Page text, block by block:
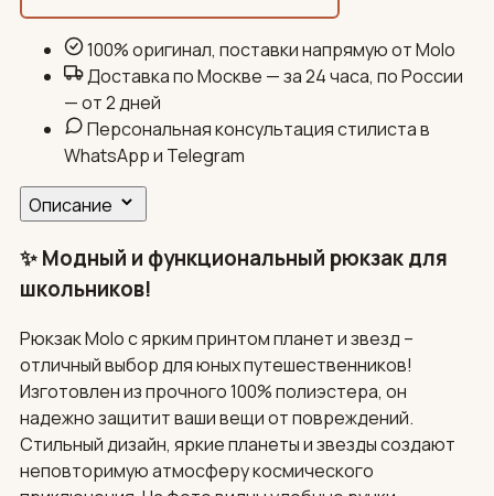
100% оригинал, поставки напрямую от Molo
Доставка по Москве — за 24 часа, по России
— от 2 дней
Персональная консультация стилиста в
WhatsApp и Telegram
Описание
✨ Модный и функциональный рюкзак для
школьников!
Рюкзак Molo с ярким принтом планет и звезд –
отличный выбор для юных путешественников!
Изготовлен из прочного 100% полиэстера, он
надежно защитит ваши вещи от повреждений.
Стильный дизайн, яркие планеты и звезды создают
неповторимую атмосферу космического